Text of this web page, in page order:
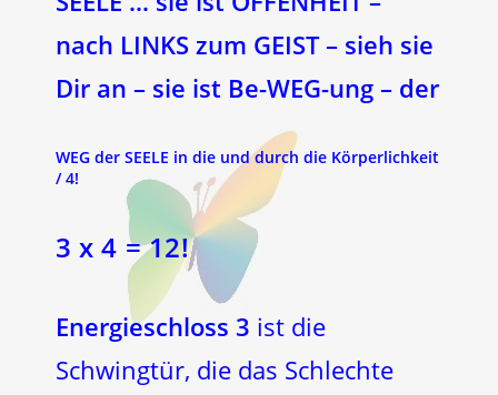
nach LINKS zum GEIST – sieh sie
Dir an – sie ist Be-WEG-ung – der
WEG der SEELE in die und durch die Körperlichkeit
/ 4!
3 x 4 = 12!
Energieschloss 3 ist die
Schwingtür, die das Schlechte